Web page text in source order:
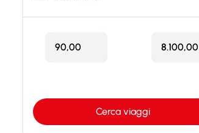
90,00 8.100,00
Cerca viaggi